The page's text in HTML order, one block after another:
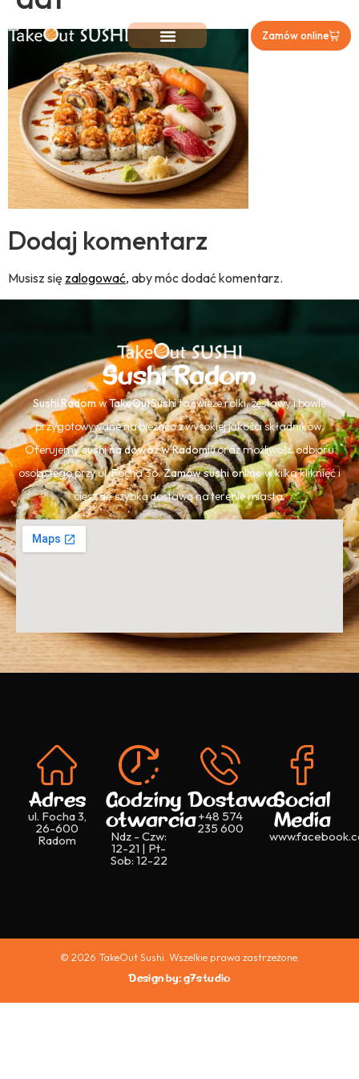
Zamów online
Dodaj komentarz
Musisz się zalogować, aby móc dodać komentarz.
Sushi Radom
Sushi RadomwTakeOutSushito świeże rolki, zestawy i bowle
przygotowywane na bieżąco z wysokiej jakości składników.
Oferujemysushi na dowóz w Radomiuoraz możliwość odbioru
osobistego przy ul. Focha 36.Zamów sushi onlinew kilka kliknięć i
ciesz się szybką dostawą na terenie miasta.
Adres
ul. Focha 3,
26-600
Radom
Godziny
otwarcia
Ndz - Czw:
12-21 | Pt-
Sob: 12-22
Dostawa
+48 574
235 600
Social
Media
© 2026 TakeOut Sushi. Wszelkie prawa zastrzeżone.
Design by: g7studio